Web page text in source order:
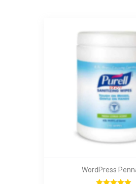
WordPress